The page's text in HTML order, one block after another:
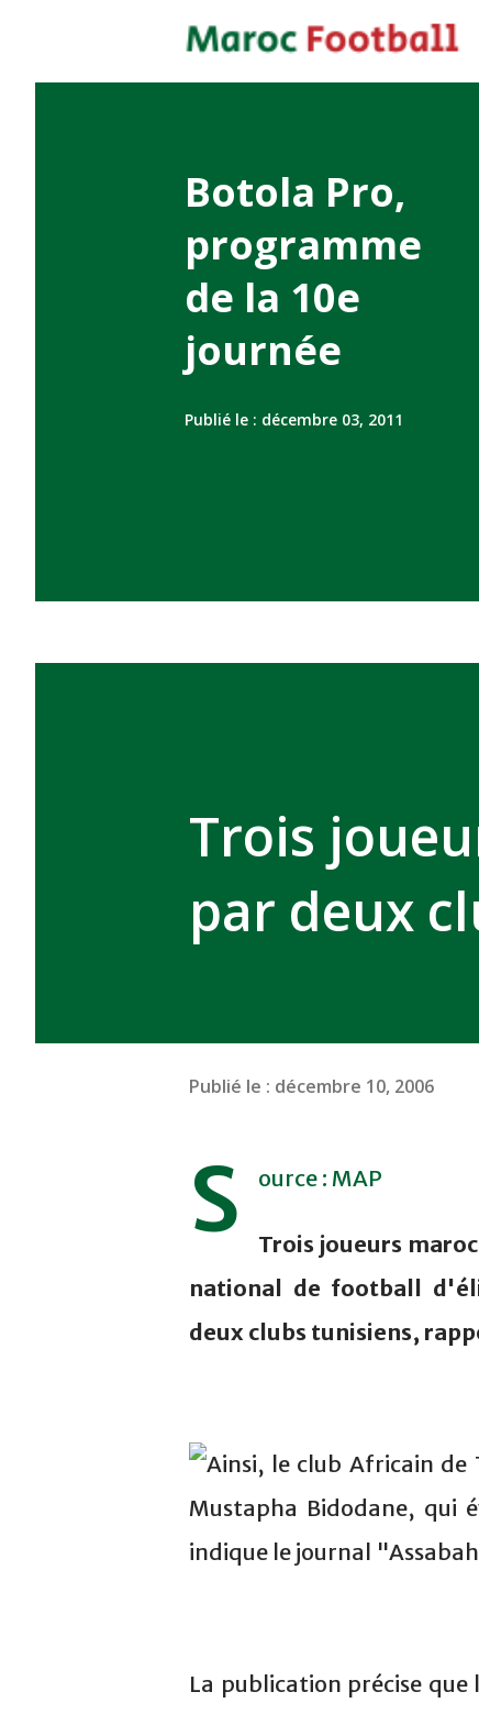
Botola Pro,
programme
de la 10e
journée
Publié le : décembre 03, 2011
Trois
par deux
Publié le : décembre 10, 2006
S ource : MAP
Trois joueurs
national de football
deux clubs tunisiens,
Ainsi, le club Africain de
Mustapha Bidodane, qui
indique le journal
La publication précise